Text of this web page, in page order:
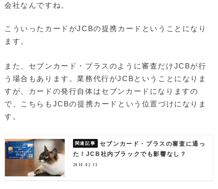
会社なんですね。
こういったカードがJCBの提携カードということになり
ます。
また、セブンカード・プラスのように審査だけJCBが行
う場合もあります。業務代行がJCBということになりま
すが、カードの発行自体はセブンカードになりますの
で、こちらもJCBの提携カードという位置づけになりま
す。
セブンカード・プラスの審査に通っ
た！JCB社内ブラックでも影響なし？
2018.02.13